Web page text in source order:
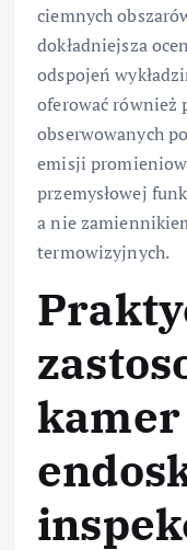
ciemnych
dokładniejsza
odspojeń
oferować
obserwowanych
emisji
przemysłowej
a nie
termowizyjnych.
kamer